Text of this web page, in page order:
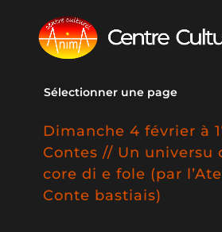
Sélectionner une page
Dimanche 4 février à
Contes // Un universu
core di e fole (par
Conte bastiais)